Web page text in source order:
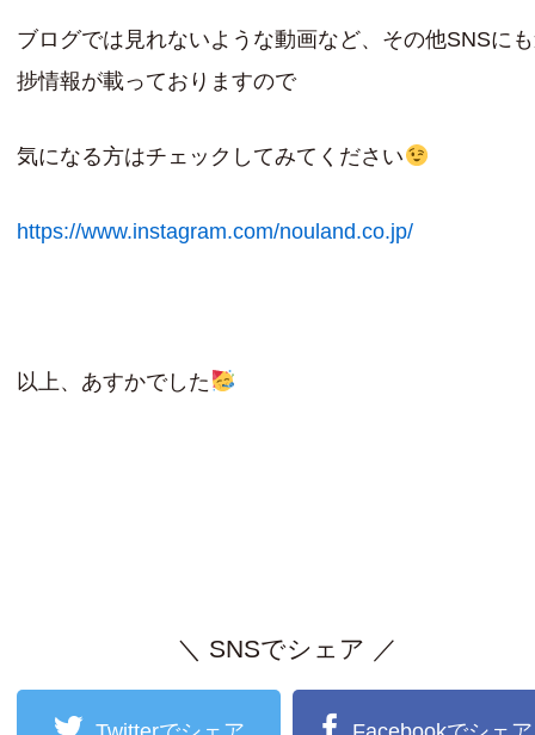
ブログでは見れないような動画など、その他SNSに
捗情報が載っておりますので
気になる方はチェックしてみてください
https://www.instagram.com/nouland.co.jp/
以上、あすかでした
＼ SNSでシェア ／